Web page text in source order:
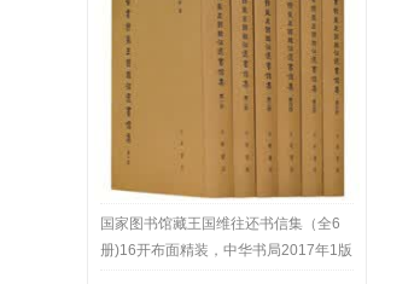
国家图书馆藏王国维往还书信集（全6
册)16开布面精装，中华书局2017年1版